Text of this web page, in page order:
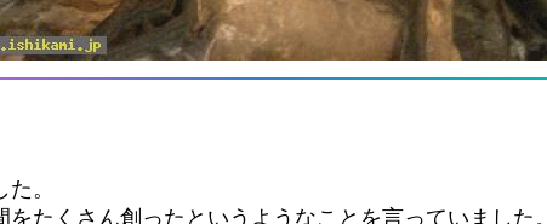
。
たくさん創ったというようなことを言っていました